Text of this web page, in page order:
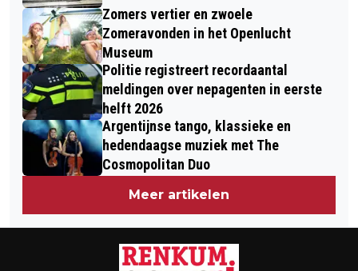
Zomers vertier en zwoele
Zomeravonden in het Openlucht
Museum
Politie registreert recordaantal
meldingen over nepagenten in eerste
helft 2026
Argentijnse tango, klassieke en
hedendaagse muziek met The
Cosmopolitan Duo
Meer artikelen